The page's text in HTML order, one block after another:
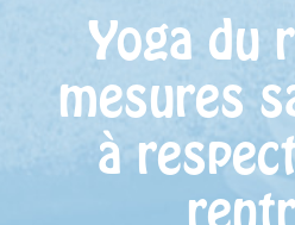
Yoga du
mesures
à